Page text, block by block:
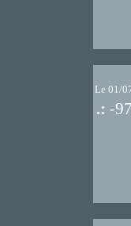
Le 01/
.: -